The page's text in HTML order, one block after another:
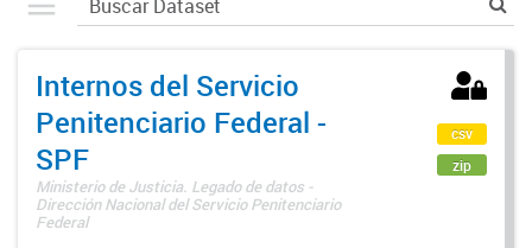
Internos del Servicio
Penitenciario Federal -
SPF
Ministerio de Justicia. Legado de datos -
Dirección Nacional del Servicio Penitenciario
Federal
csv
zip